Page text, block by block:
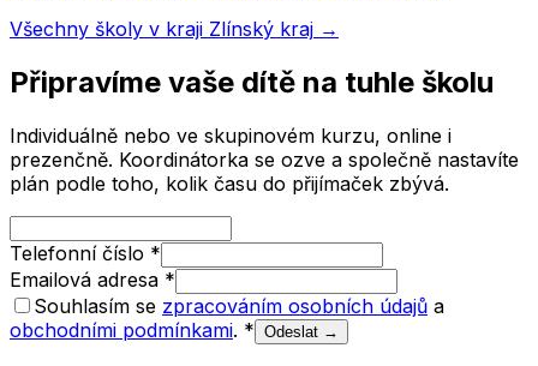
Všechny školy v kraji Zlínský kraj →
Připravíme vaše dítě na tuhle školu
Individuálně nebo ve skupinovém kurzu, online i
prezenčně. Koordinátorka se ozve a společně nastavíte
plán podle toho, kolik času do přijímaček zbývá.
Telefonní číslo *
Emailová adresa *
Souhlasím se zpracováním osobních údajů a
obchodními podmínkami. * Odeslat →